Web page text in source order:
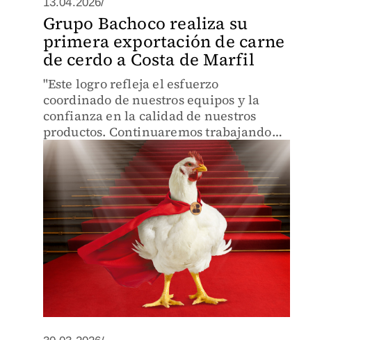
Grupo Bachoco realiza su
primera exportación de carne
de cerdo a Costa de Marfil
"Este logro refleja el esfuerzo
coordinado de nuestros equipos y la
confianza en la calidad de nuestros
productos. Continuaremos trabajando
para ampliar nuestra presencia", afirmó
la compañía